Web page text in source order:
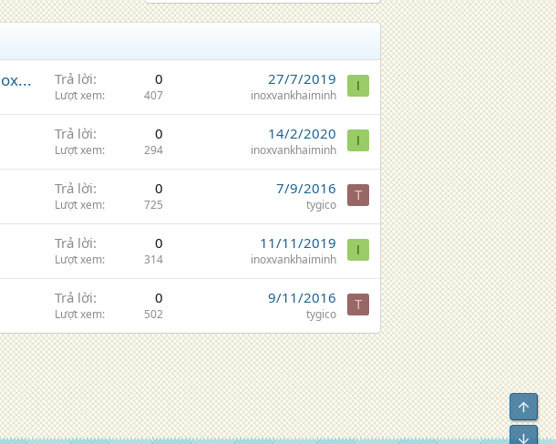
Trả lời 0
Lượt xem 407
27/7/2019
inoxvankhaiminh
I
Trả lời 0
Lượt xem 294
14/2/2020
inoxvankhaiminh
I
Trả lời 0
Lượt xem 725
7/9/2016
tygico
T
Trả lời 0
Lượt xem 314
11/11/2019
inoxvankhaiminh
I
Trả lời 0
Lượt xem 502
9/11/2016
tygico
T
Top